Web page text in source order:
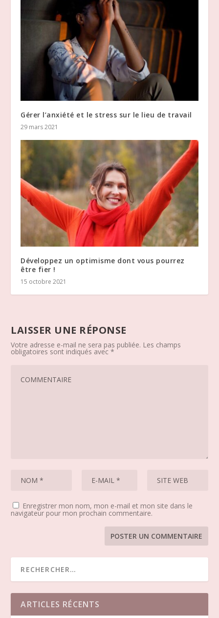
Gérer l’anxiété et le stress sur le lieu de travail
29 mars 2021
Développez un optimisme dont vous pourrez
être fier !
15 octobre 2021
LAISSER UNE RÉPONSE
Votre adresse e-mail ne sera pas publiée. Les champs
obligatoires sont indiqués avec*
Enregistrer mon nom, mon e-mail et mon site dans le
navigateur pour mon prochain commentaire.
ARTICLES RÉCENTS